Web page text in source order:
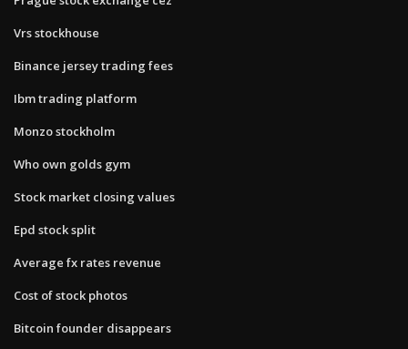
Vrs stockhouse
Binance jersey trading fees
Ibm trading platform
Monzo stockholm
Who own golds gym
Stock market closing values
Epd stock split
Average fx rates revenue
Cost of stock photos
Bitcoin founder disappears